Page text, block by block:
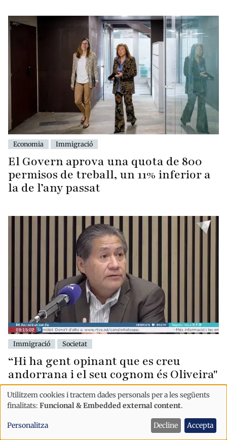
Economia Immigració
El Govern aprova una quota de 800
permisos de treball, un 11% inferior a
la de l’any passat
Immigració Societat
“Hi ha gent opinant que es creu
andorrana i el seu cognom és Oliveira"
Ús
de
dades
Utilitzem cookies i tractem dades personals per a les següents
finalitats: Funcional & Embedded external content.
Personalitza Decline Accepta